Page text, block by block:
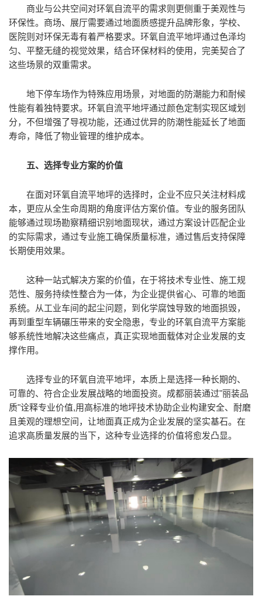
商业与公共空间对环氧自流平的需求则更侧重于美观性与
环保性。商场、展厅需要通过地面质感提升品牌形象，学校、
医院则对环保无毒有着严格要求。环氧自流平地坪通过色泽均
匀、平整无缝的视觉效果，结合环保材料的使用，完美契合了
这些场景的双重需求。
地下停车场作为特殊应用场景，对地面的防潮能力和耐候
性能有着独特要求。环氧自流平地坪通过颜色定制实现区域划
分，不但增强了导视功能，还通过优异的防潮性能延长了地面
寿命，降低了物业管理的维护成本。
五、选择专业方案的价值
在面对环氧自流平地坪的选择时，企业不应只关注材料成
本，更应从全生命周期的角度评估方案价值。专业的服务团队
能够通过现场勘察精细识别地面现状，通过方案设计匹配企业
的实际需求，通过专业施工确保质量标准，通过售后支持保障
长期使用效果。
这种一站式解决方案的价值，在于将技术专业性、施工规
范性、服务持续性整合为一体，为企业提供省心、可靠的地面
系统。从工业车间的起尘问题，到化学腐蚀导致的地面损毁，
再到重型车辆碾压带来的安全隐患，专业的环氧自流平方案能
够系统性地解决这些痛点，真正实现地面载体对企业发展的支
撑作用。
选择专业的环氧自流平地坪，本质上是选择一种长期的、
可靠的、符合企业发展战略的地面投资。成都丽装通过"丽装品
质"诠释专业价值,用高标准的地坪技术协助企业构建安全、耐磨
且美观的理想空间，让地面真正成为企业发展的坚实基石。在
追求高质量发展的当下，这种专业选择的价值将愈发凸显。